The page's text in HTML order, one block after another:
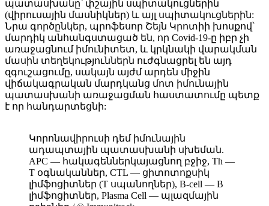
պատասխանը՝ փշային սպիտակուցներին
(վիրուսային մասնիկներ) և այլ սպիտակուցներին:
Նրա գործընկեր, պրոֆեսոր Շեյն Կրոտիի խոսքով՝
մարդիկ անհանգստացած են, որ Covid-19-ը իբր չի
առաջացնում իմունիտետ, և կրկնակի վարակման
մասին տեղեկություններն ուժգնացրել են այդ
զգուշացումը, սակայն այժմ արդեն միջին
վիճակագրական մարդկանց մոտ իմունային
պատասխանի առաջացման հաստատումը պետք
է որ հանդարտեցնի:
Կորոնավիրուսի դեմ իմունային
ադապտային պատասխանի սխեման.
APC — հակագեններկայացնող բջիջ, Th —
Т օգնականներ, CTL — ցիտոտոքսիկ
լիմֆոցիտներ (Т սպանողներ), B-cell — В
լիմֆոցիտներ, Plasma Cell — պլազմային